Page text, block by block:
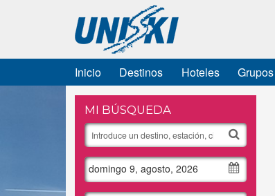
Inicio Destinos Hoteles Grupos
MI BÚSQUEDA
domingo 9, agosto, 2026